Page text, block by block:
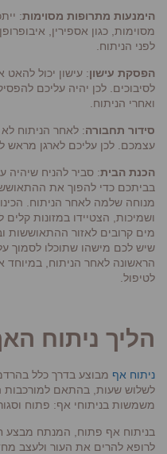
הימנעות מתרופות מסוימות:
מסוימות, כגון אספירין,
לפני הניתוח.
הפסקת עישון: עישון יכול להאט
לסיבוכים. לכן יהיה עליכם
ואחרי הניתוח.
סידור תחבורה: לאחר הניתוח לא
עצמכם. לכן עליכם לארגן מראש
הכנת הבית: סביר להניח שיהיה
בביתכם כדי להפוך את
מנוחה שלמה לאחר הניתוח.
ושמיכות, הצטיידו במזונות קלים
מים קרובים לאזור ההתאוששות
שיש לכם מישהו שתוכלו לסמוך
הראשונה לאחר הניתוח, במיוחד
לטיפול.
הליך ניתוח
ניתוח אף מבוצע בדרך כלל
לשלוש שעות, בהתאם למורכבות
משמשות בניתוחי אף: פתוח
בניתוח אף פתוח, המנתח מבצע
לרופא להרים את העור ולעצב